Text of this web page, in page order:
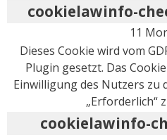
cookielawinfo-
11
Dieses Cookie wird vom
Plugin gesetzt. Das
Einwilligung des Nutzers zu
„Erforderlich“
cookielawinfo-